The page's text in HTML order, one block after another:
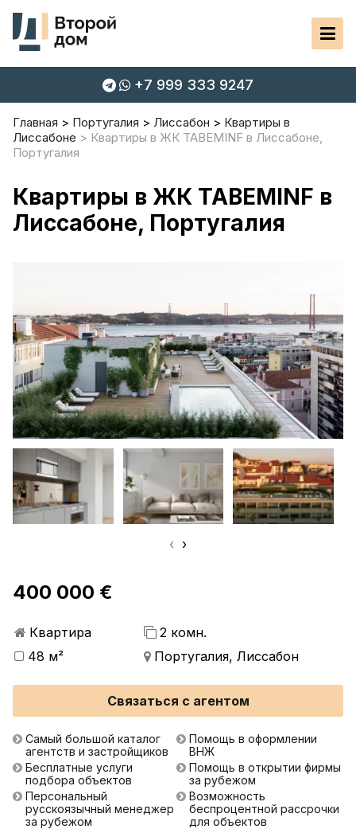
+7 999 333 9247
Главная Португалия Лиссабон
Квартиры в
Лиссабоне
Квартиры в ЖК TABEMINF в Лиссабоне,
Португалия
Квартиры в ЖК TABEMINF в
Лиссабоне, Португалия
‹ ›
400 000 €
Квартира
2 комн.
48 м²
Португалия, Лиссабон
Связаться с агентом
Самый большой каталог
агентств и застройщиков
Бесплатные услуги
подбора объектов
Персональный
русскоязычный менеджер
за рубежом
Помощь в оформлении
ВНЖ
Помощь в открытии фирмы
за рубежом
Возможность
беспроцентной рассрочки
для объектов